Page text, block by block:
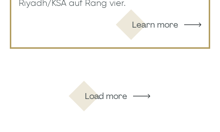
Riyadh/KSA auf Rang vier.
Learn more
Load more